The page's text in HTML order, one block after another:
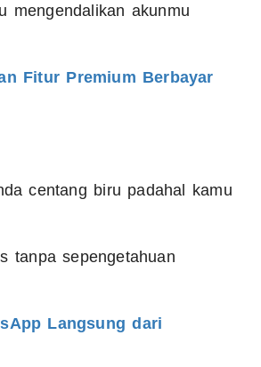
mengendalikan akunmu
Fitur Premium Berbayar
centang biru padahal kamu
tanpa sepengetahuan
Langsung dari